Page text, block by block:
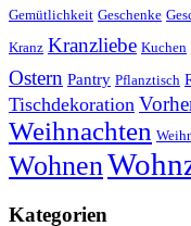
Gemütlichkeit Geschenke
Kranz Kranzliebe Kuchen
Ostern Pantry Pflanztisch
Tischdekoration
Weihnachten
Wohnen
Kategorien